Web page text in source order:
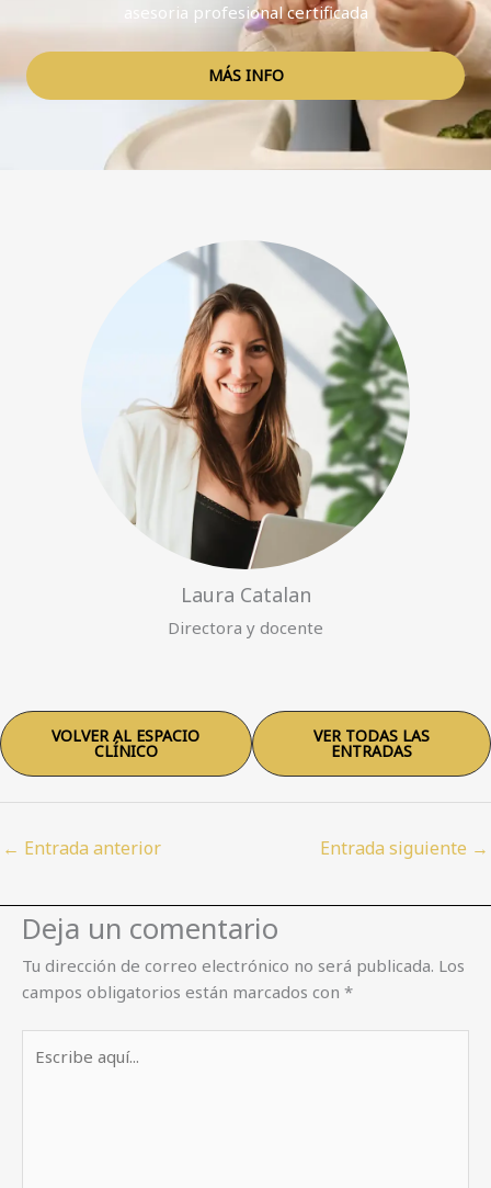
asesoria profesional certificada
MÁS INFO
Laura Catalan
Directora y docente
VOLVER AL ESPACIO
CLÍNICO
VER TODAS LAS
ENTRADAS
← Entrada anterior Entrada siguiente →
Deja un comentario
Tu dirección de correo electrónico no será publicada. Los
campos obligatorios están marcados con *
aquí...